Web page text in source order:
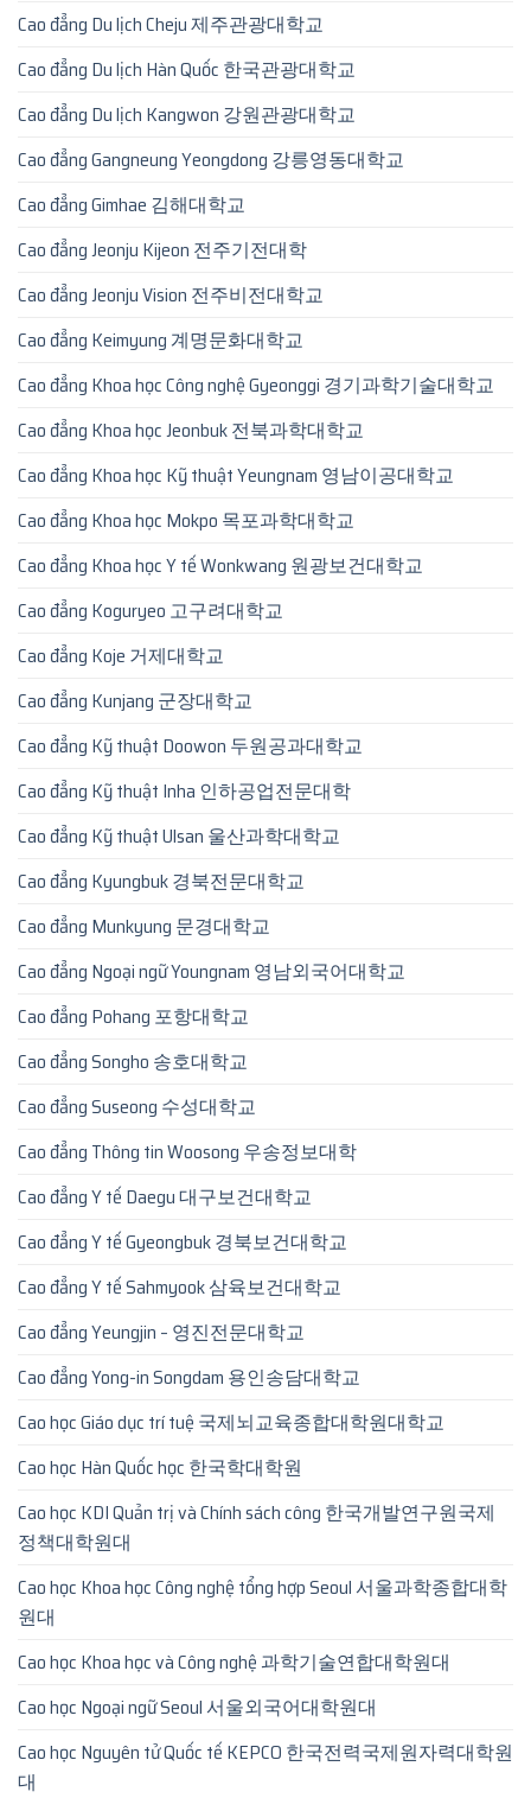
Cao đẳng Du lịch Cheju 제주관광대학교
Cao đẳng Du lịch Hàn Quốc 한국관광대학교
Cao đẳng Du lịch Kangwon 강원관광대학교
Cao đẳng Gangneung Yeongdong 강릉영동대학교
Cao đẳng Gimhae 김해대학교
Cao đẳng Jeonju Kijeon 전주기전대학
Cao đẳng Jeonju Vision 전주비전대학교
Cao đẳng Keimyung 계명문화대학교
Cao đẳng Khoa học Công nghệ Gyeonggi 경기과학기술대학교
Cao đẳng Khoa học Jeonbuk 전북과학대학교
Cao đẳng Khoa học Kỹ thuật Yeungnam 영남이공대학교
Cao đẳng Khoa học Mokpo 목포과학대학교
Cao đẳng Khoa học Y tế Wonkwang 원광보건대학교
Cao đẳng Koguryeo 고구려대학교
Cao đẳng Koje 거제대학교
Cao đẳng Kunjang 군장대학교
Cao đẳng Kỹ thuật Doowon 두원공과대학교
Cao đẳng Kỹ thuật Inha 인하공업전문대학
Cao đẳng Kỹ thuật Ulsan 울산과학대학교
Cao đẳng Kyungbuk 경북전문대학교
Cao đẳng Munkyung 문경대학교
Cao đẳng Ngoại ngữ Youngnam 영남외국어대학교
Cao đẳng Pohang 포항대학교
Cao đẳng Songho 송호대학교
Cao đẳng Suseong 수성대학교
Cao đẳng Thông tin Woosong 우송정보대학
Cao đẳng Y tế Daegu 대구보건대학교
Cao đẳng Y tế Gyeongbuk 경북보건대학교
Cao đẳng Y tế Sahmyook 삼육보건대학교
Cao đẳng Yeungjin – 영진전문대학교
Cao đẳng Yong-in Songdam 용인송담대학교
Cao học Giáo dục trí tuệ 국제뇌교육종합대학원대학교
Cao học Hàn Quốc học 한국학대학원
Cao học KDI Quản trị và Chính sách công 한국개발연구원국제
정책대학원대
Cao học Khoa học Công nghệ tổng hợp Seoul 서울과학종합대학
원대
Cao học Khoa học và Công nghệ 과학기술연합대학원대
Cao học Ngoại ngữ Seoul 서울외국어대학원대
Cao học Nguyên tử Quốc tế KEPCO 한국전력국제원자력대학원
대